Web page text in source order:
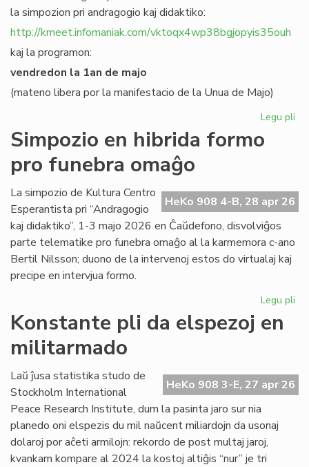
la simpozion pri andragogio kaj didaktiko:
http://kmeet.infomaniak.com/vktoqx4wp38bgjopyis35ouh
kaj la programon:
vendredon la 1an de majo
(mateno libera por la manifestacio de la Unua de Majo)
Legu pli
Simpozio en hibrida formo
pro funebra omaĝo
HeKo 908 4-B, 28 apr 26
La simpozio de Kultura Centro
Esperantista pri “Andragogio
kaj didaktiko”, 1-3 majo 2026 en Ĉaŭdefono, disvolviĝos
parte telematike pro funebra omaĝo al la karmemora c-ano
Bertil Nilsson; duono de la intervenoj estos do virtualaj kaj
precipe en intervjua formo.
Legu pli
pro
Konstante pli da elspezoj en
militarmado
HeKo 908 3-E, 27 apr 26
Laŭ ĵusa statistika studo de
Stockholm International
Peace Research Institute, dum la pasinta jaro sur nia
planedo oni elspezis du mil naŭcent miliardojn da usonaj
dolaroj por aĉeti armilojn: rekordo de post multaj jaroj,
kvankam kompare al 2024 la kostoj altiĝis “nur” je tri